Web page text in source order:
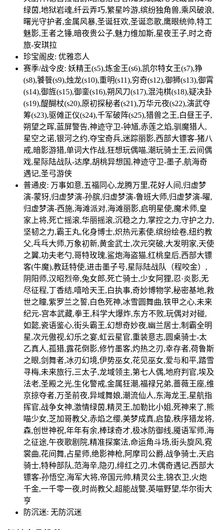
绿茵,地狱岩魂,纤云弄巧,繁星吟游,缤纷独角兽,乘风破浪,
曙光守护者,金属风暴,圣诞狂欢,圣诞恋歌,鹰眼统帅,特工
魅影,王者之锤,暗夜贵公子,魅力维加斯,星夜王子,时之奇
旅-安琪拉
珍宝阁皮: 优雅恋人
赛季/战令皮: 妖精王(s5),炼金王(s6),凯尔特女王(s7),狰
(s8),饕餮(s9),烛龙(s10),重明(s11),穷奇(s12),御狮(s13),御霄
(s14),御旌(s15),御銮(s16),朔风刀(s17),混沌棋(s18),疑决卦
(s19),醍醐杖(s20),原初探秘者(s21),万华元夜(s22),演武夺
筹(s23),驱傩正仪(s24),千军破阵(s25),猎兽之王,白昼王子,
朔望之晖,蓝屏警告,神迹守卫-钟馗,赤莲之焰,驯魔猎人,
星空之诺,银河之约,夺宝奇兵,迷踪丽影,西部大镖客-猪八
戒,暗影游猎,单词大作战,狂想玩偶喵,潮玩骑士王,云间偶
戏,星际陆战队-达摩,胡桃异想国,神迹守卫-墨子,航海奇
遇记,圣弓游侠
普通皮: 万事如意,五福同心,龙腾万里,花好人间,归虚梦
演-蒙犽,归虚梦演-孙膑,归虚梦演-鲁班大师,归虚梦演-曜,
归虚梦演-西施,海滩派对,海滩丽影,启明星使,魔术师,皇
家上将,死亡摇滚,华丽摇滚,沉稳之力,掌控之力,守护之力,
坚韧之力,霸王丸,化身博士,炽热元素使,缤纷绘卷,纽约教
父,乓乓大师,万象初新,黄金武士,次元突破,大发明家,天使
之翼,功夫老勺,哥特玫瑰,鲨炮海盗猫,红桃皇后,西部大镖
客(牛魔),教廷特使,进击墨子号,星际陆战队（程咬金）,
阴阳师,汉昭烈帝,兔女郎,死亡骑士,少女阿狸,忍·炎影,无
尽征程,丁香结,嘻哈天王,白执事,奇妙博物学,秘密基地,救
世之瞳,紫罗兰之誓,白色死神,冰雪圆舞曲,铁甲之心,未来
纪元-宫本武藏,拳王,科学大爆炸,东方不败,玩偶对对碰,
如懿,瓷语鉴心,街头霸王,幻想奇妙夜,幽兰居士,制霸全明
星,次元傲视,幻乐之宴,虹云星官,重装意志,圆桌骑士-太
乙真人,孤猎,露花倒影,修竹墨客,灼热之刃,幸存者,荷鲁斯
之眼,剑舞者,冰刃幻境,伊势巫女,花见巫女,爱与和平,踏雪
寻梅,未来旅行,三太子,龙域领主,第七人偶,地府判官,埃及
法老,圣殿之光,生化警戒,金属狂潮,福禄兄弟,蔷薇王座,维
京掠夺者,万圣前夜,异域舞娘,潮流仙人,东海龙王,星航指
挥官,战争女神,激情绿茵,精灵王,加勒比小姐,死神来了,熊
喵少女,芝加哥教父,赤焰之缨,美梦成真,启蛰,秩序猎龙将,
森,创世神祝,年年有余,棒球奇才,极冰防御线,魇语军师,海
之征途,午夜歌剧院,精准探案法,命运角斗场,街头旋风,霓
裳曲,花间舞,占星师,绝影神枪,阿摩司公爵,战争骑士,天启
骑士,特种部队,范海辛,隐刃,绯红之刃,木偶奇遇记,西部大
镖客-孙悟空,海军大将,帝国元帅,精灵公主,锦衣卫,火炮
千金,一千零一夜,时尚教父,超能战警,英喵野望,华尔街大
亨
防沉迷: 无防沉迷